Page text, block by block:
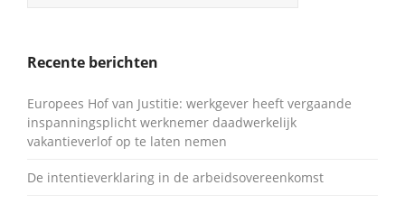
Recente berichten
Europees Hof van Justitie: werkgever heeft vergaande
inspanningsplicht werknemer daadwerkelijk
vakantieverlof op te laten nemen
De intentieverklaring in de arbeidsovereenkomst